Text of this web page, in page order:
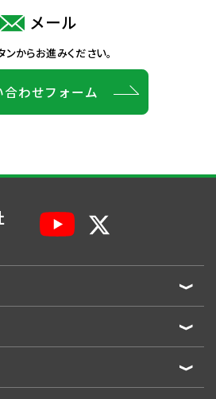
メール
からお進みください。
合わせフォーム